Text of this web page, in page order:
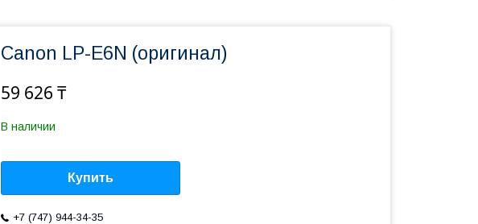
Canon LP-E6N (оригинал)
59 626 ₸
В наличии
Купить
+7 (747) 944-34-35